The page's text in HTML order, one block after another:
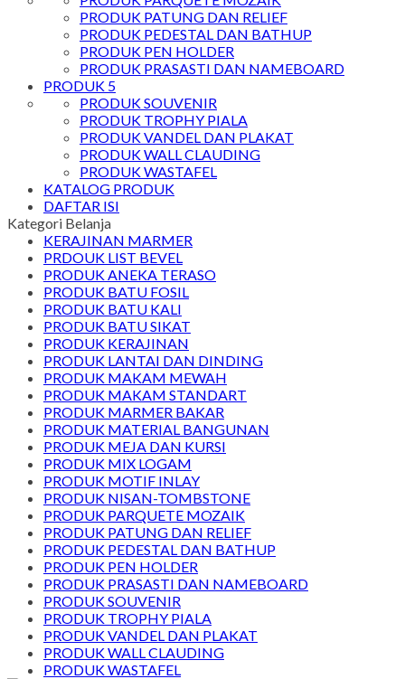
PRODUK PATUNG DAN RELIEF
PRODUK PEDESTAL DAN BATHUP
PRODUK PEN HOLDER
PRODUK PRASASTI DAN NAMEBOARD
PRODUK 5
PRODUK SOUVENIR
PRODUK TROPHY PIALA
PRODUK VANDEL DAN PLAKAT
PRODUK WALL CLAUDING
PRODUK WASTAFEL
KATALOG PRODUK
DAFTAR ISI
Kategori Belanja
KERAJINAN MARMER
PRDOUK LIST BEVEL
PRODUK ANEKA TERASO
PRODUK BATU FOSIL
PRODUK BATU KALI
PRODUK BATU SIKAT
PRODUK KERAJINAN
PRODUK LANTAI DAN DINDING
PRODUK MAKAM MEWAH
PRODUK MAKAM STANDART
PRODUK MARMER BAKAR
PRODUK MATERIAL BANGUNAN
PRODUK MEJA DAN KURSI
PRODUK MIX LOGAM
PRODUK MOTIF INLAY
PRODUK NISAN-TOMBSTONE
PRODUK PARQUETE MOZAIK
PRODUK PATUNG DAN RELIEF
PRODUK PEDESTAL DAN BATHUP
PRODUK PEN HOLDER
PRODUK PRASASTI DAN NAMEBOARD
PRODUK SOUVENIR
PRODUK TROPHY PIALA
PRODUK VANDEL DAN PLAKAT
PRODUK WALL CLAUDING
PRODUK WASTAFEL